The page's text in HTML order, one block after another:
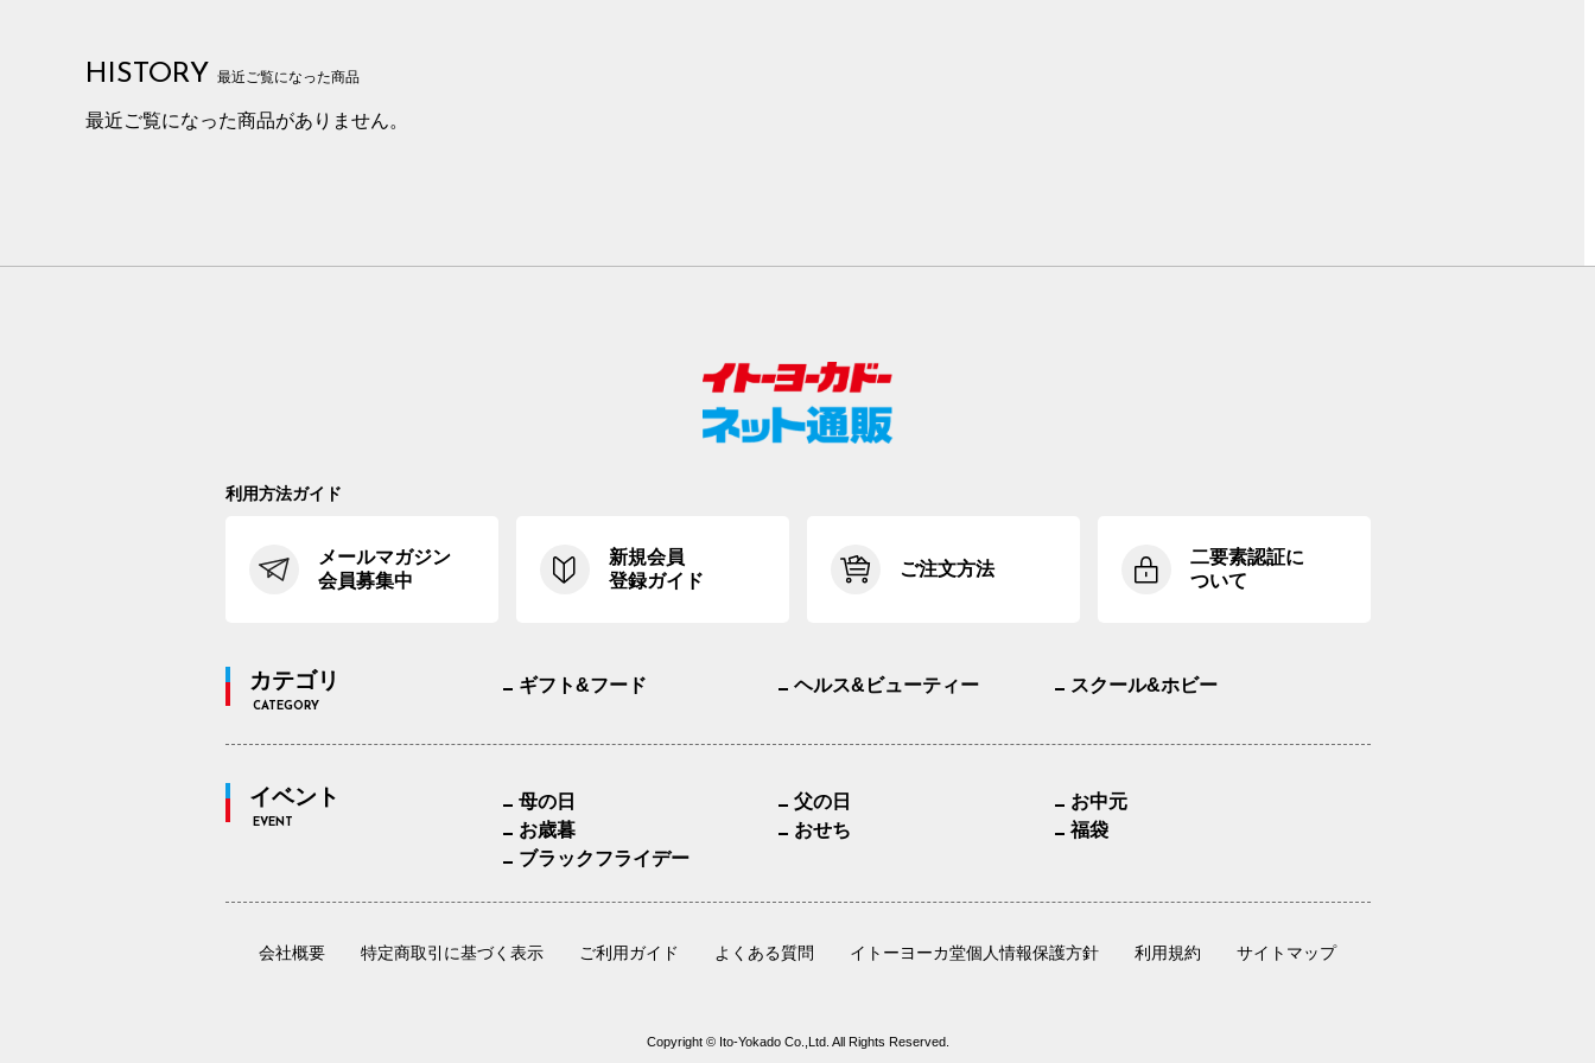
HISTORY 最近ご覧になった商品
最近ご覧になった商品がありません。
利用方法ガイド
メールマガジン
会員募集中
新規会員
登録ガイド
ご注文方法
二要素認証に
ついて
カテゴリ
CATEGORY
ギフト&フード ヘルス&ビューティー スクール&ホビー
イベント
EVENT
母の日 父の日
お中元
お歳暮
おせち
福袋
ブラックフライデー
会社概要 特定商取引に基づく表示 ご利用ガイド よくある質問 イトーヨーカ堂個人情報保護方針 利用規約 サイトマップ
Copyright © Ito-Yokado Co.,Ltd. All Rights Reserved.